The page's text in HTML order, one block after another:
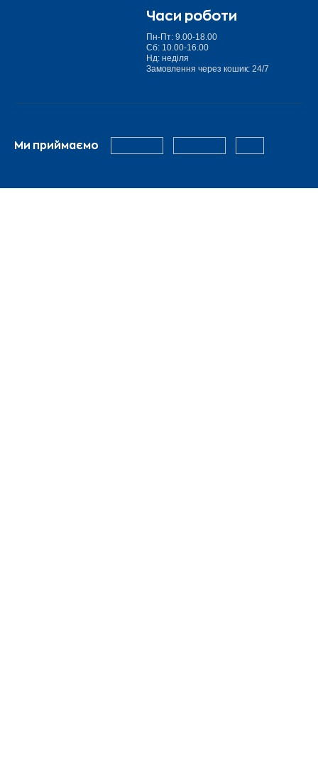
Часи роботи
Пн-Пт: 9.00-18.00
Сб: 10.00-16.00
Нд: неділя
Замовлення через кошик: 24/7
Ми приймаємо